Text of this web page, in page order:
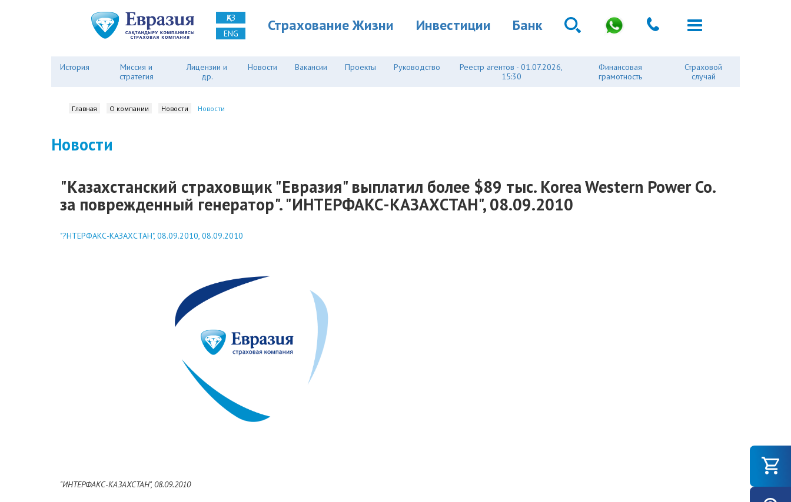
ҚАЗ
ENG
Страхование Жизни Инвестиции Банк
История
Миссия и
стратегия
Лицензии и
др.
Новости Вакансии Проекты Руководство
Реестр агентов - 01.07.2026,
15:30
Финансовая
грамотность
Страховой
случай
Главная О компании Новости Новости
Новости
"Казахстанский страховщик "Евразия" выплатил более $89 тыс. Korea Western Power Co.
за поврежденный генератор". "ИНТЕРФАКС-КАЗАХСТАН", 08.09.2010
"?НТЕРФАКС-КАЗАХСТАН", 08.09.2010, 08.09.2010
"ИНТЕРФАКС-КАЗАХСТАН", 08.09.2010